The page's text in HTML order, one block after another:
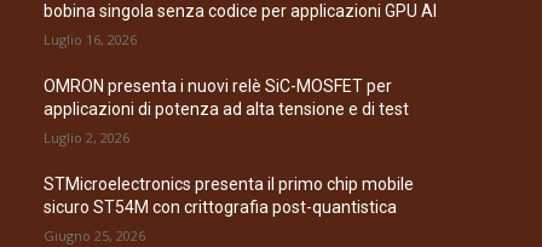
bobina singola senza codice per applicazioni GPU AI
Luglio 16, 2026
OMRON presenta i nuovi relè SiC-MOSFET per
applicazioni di potenza ad alta tensione e di test
Luglio 2, 2026
STMicroelectronics presenta il primo chip mobile
sicuro ST54M con crittografia post-quantistica
Giugno 25, 2026